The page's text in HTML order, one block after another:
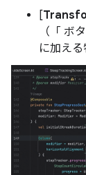
[
（「 ボ
に加える